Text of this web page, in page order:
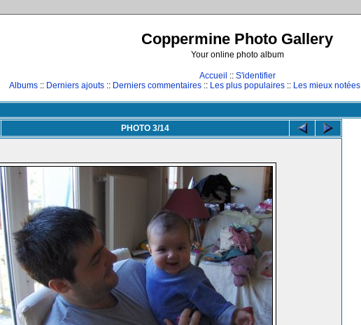
Coppermine Photo Gallery
Your online photo album
Accueil :: S'identifier
Albums :: Derniers ajouts :: Derniers commentaires :: Les plus populaires :: Les mieux notées
PHOTO 3/14